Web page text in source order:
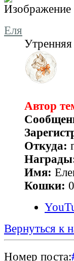
Еля
Автор
Откуда:
Имя:
Кошки: 0
Вернуться к
Номер поста: